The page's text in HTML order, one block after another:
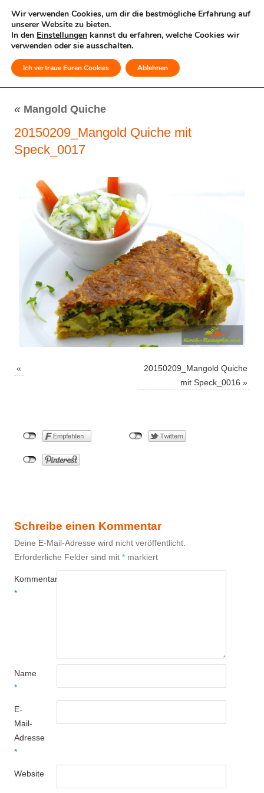
MENÜ
« Mangold Quiche
20150209_Mangold Quiche mit
Speck_0017
«
20150209_Mangold Quiche
mit Speck_0016 »
Schreibe einen Kommentar
Deine E-Mail-Adresse wird nicht veröffentlicht.
Erforderliche Felder sind mit * markiert
Kommentar
*
Name
*
E-
Mail-
Adresse
*
Website
Wir verwenden Cookies, um dir die bestmögliche Erfahrung auf
unserer Website zu bieten.
In den Einstellungen kannst du erfahren, welche Cookies wir
verwenden oder sie ausschalten.
Ich vertraue Euren Cookies Ablehnen